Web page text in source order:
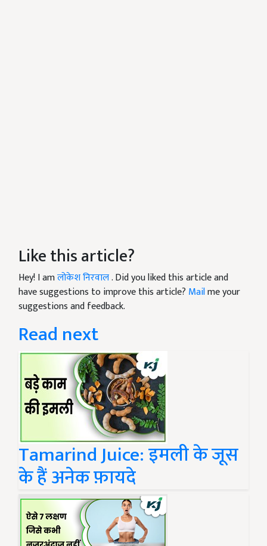
Like this article?
Hey! I amलोकेश निरवाल. Did you liked this article and
have suggestions to improve this article? Mailme your
suggestions and feedback.
Read next
Tamarind Juice: इमली के जूस
के हैं अनेक फ़ायदे